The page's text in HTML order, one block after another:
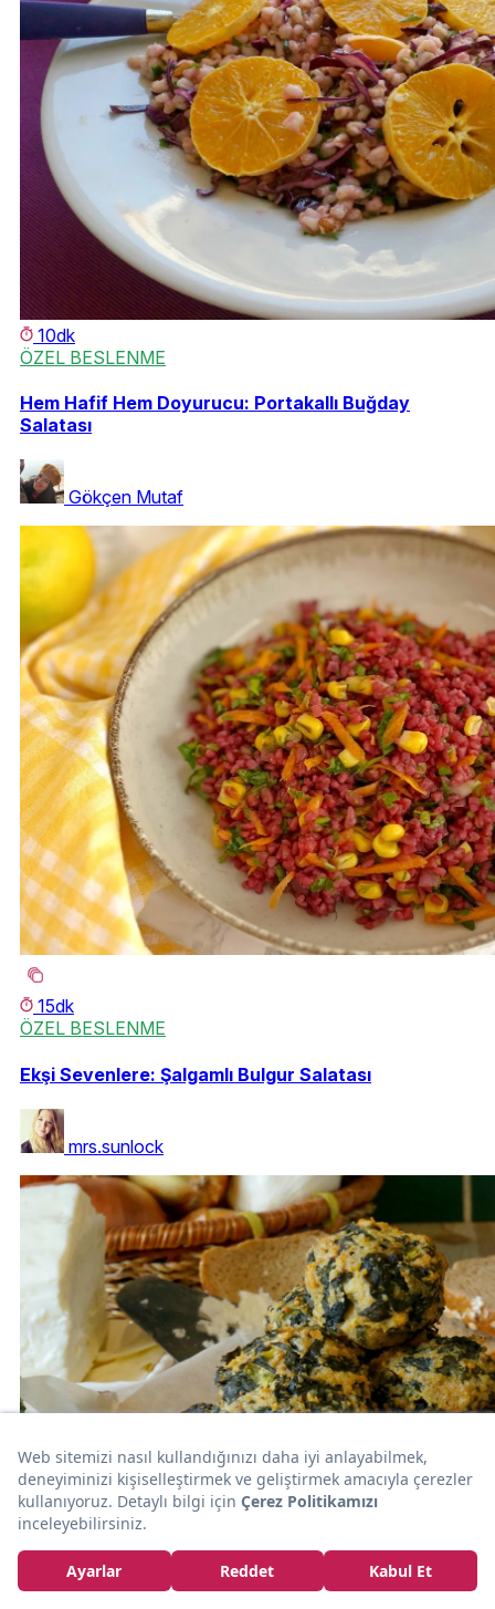
10dk
ÖZEL BESLENME
Hem Hafif Hem Doyurucu: Portakallı Buğday
Salatası
Gökçen Mutaf
15dk
ÖZEL BESLENME
Ekşi Sevenlere: Şalgamlı Bulgur Salatası
mrs.sunlock